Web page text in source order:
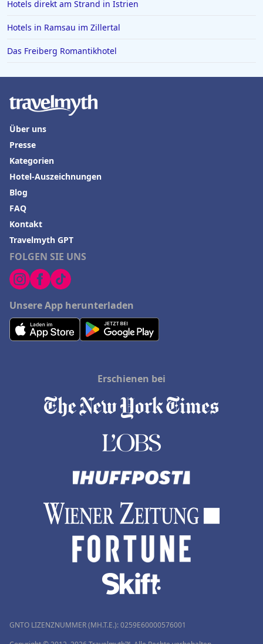
Hotels direkt am Strand in Istrien
Hotels in Ramsau im Zillertal
Das Freiberg Romantikhotel
FOLGEN SIE UNS
Unsere App herunterladen
Über uns
Presse
Kategorien
Hotel-Auszeichnungen
Blog
FAQ
Kontakt
Travelmyth GPT
Erschienen bei
GNTO LIZENZNUMMER (MH.T.E.): 0259Ε60000576001